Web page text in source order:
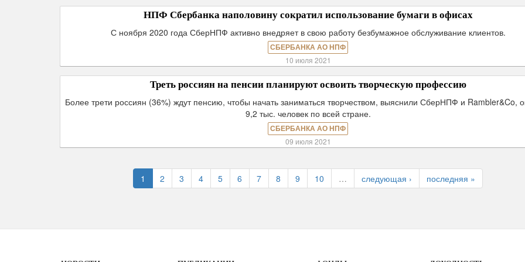
НПФ Сбербанка наполовину сократил использование бумаги в офисах
С ноября 2020 года СберНПФ активно внедряет в свою работу безбумажное обслуживание клиентов.
СБЕРБАНКА АО НПФ
10 июля 2021
Треть россиян на пенсии планируют освоить творческую профессию
Более трети россиян (36%) ждут пенсию, чтобы начать заниматься творчеством, выяснили СберНПФ и Rambler&Co,
9,2 тыс. человек по всей стране.
СБЕРБАНКА АО НПФ
09 июля 2021
1 2 3 4 5 6 7 8 9 10 … следующая › последняя »